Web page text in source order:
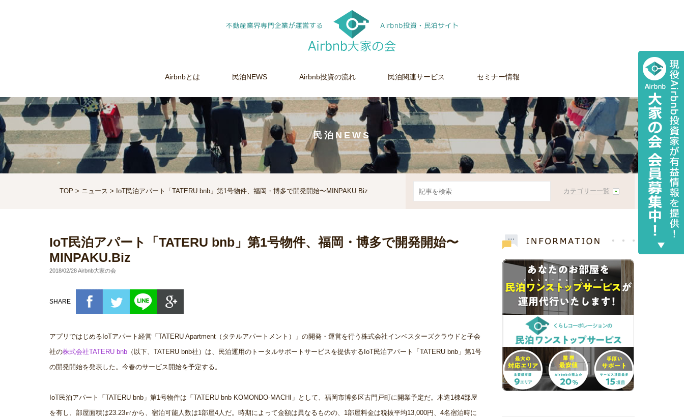
Airbnbとは 民泊NEWS Airbnb投資の流れ 民泊関連サービス セミナー情報
民泊NEWS
TOP > ニュース > IoT民泊アパート「TATERU bnb」第1号物件、福岡・博多で開発開始〜MINPAKU.Biz カテゴリー一覧
IoT民泊アパート「TATERU bnb」第1号物件、福岡・博多で開発開始〜
MINPAKU.Biz
2018/02/28 Airbnb大家の会
SHARE
アプリではじめるIoTアパート経営「TATERU Apartment（タテルアパートメント）」の開発・運営を行う株式会社インベスターズクラウドと子会
社の株式会社TATERU bnb （以下、TATERU bnb社）は、民泊運用のトータルサポートサービスを提供するIoT民泊アパート「TATERU bnb」第1号
の開発開始を発表した。今春のサービス開始を予定する。
IoT民泊アパート「TATERU bnb」第1号物件は「TATERU bnb KOMONDO-MACHI」として、福岡市博多区古門戸町に開業予定だ。木造1棟4部屋
を有し、部屋面積は23.23㎡から、宿泊可能人数は1部屋4人だ。時期によって金額は異なるものの、1部屋料金は税抜平均13,000円、4名宿泊時に